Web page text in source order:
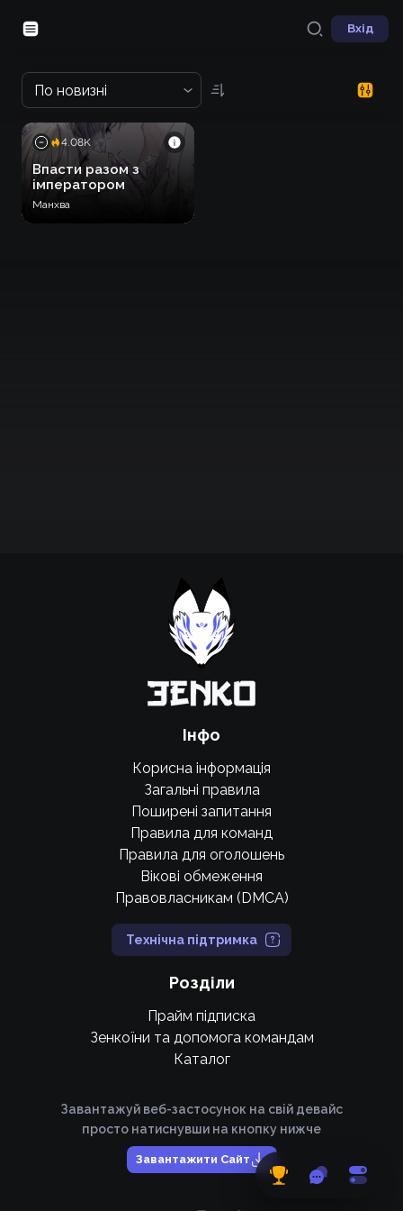
Вхід
По новизні
4.08K
Впасти разом з
імператором
Манхва
крутих нововведень
Підтримати проєкт
Інфо
Корисна інформація
Загальні правила
Поширені запитання
Правила для команд
Правила для оголошень
Вікові обмеження
Правовласникам (DMCA)
Технічна підтримка
Розділи
Прайм підписка
Зенкоїни та допомога командам
Каталог
Завантажуй веб-застосунок на свій девайс
просто натиснувши на кнопку нижче
Завантажити Сайт